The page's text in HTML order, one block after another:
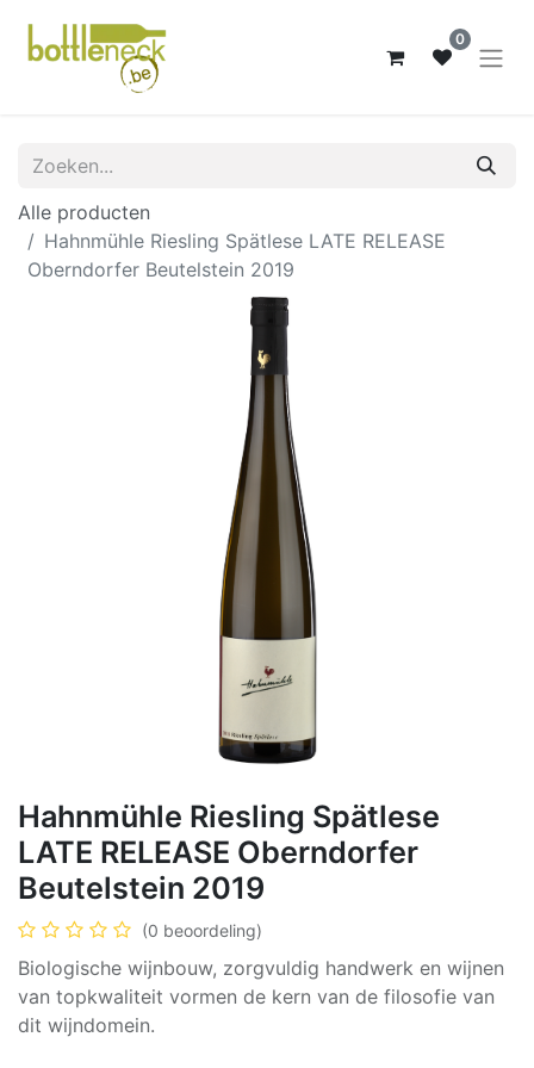
0
Alle producten
Hahnmühle Riesling Spätlese LATE RELEASE
Oberndorfer Beutelstein 2019
Hahnmühle Riesling Spätlese
LATE RELEASE Oberndorfer
Beutelstein 2019
(0 beoordeling)
Biologische wijnbouw, zorgvuldig handwerk en wijnen
van topkwaliteit vormen de kern van de filosofie van
dit wijndomein.